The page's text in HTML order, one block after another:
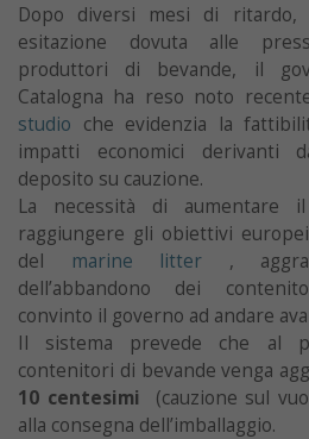
Dopo diversi mesi di ritardo,
esitazione dovuta alle
produttori di bevande, il
Catalogna ha reso noto
studio che evidenzia la
impatti economici derivanti
deposito su cauzione.
La necessità di
raggiungere gli obiettivi
del
marine litter ,
dell’abbandono dei
convinto il governo ad andare
Il sistema prevede che al
contenitori di bevande venga
10 centesimi (cauzione sul
alla consegna dell’imballaggio.